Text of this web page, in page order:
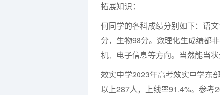
拓展知识：
何同学的各科成绩分别如下：语
分，生物98分。数理化生成绩都
机、电子信息等方向。当然能当
效实中学2023年高考效实中学东
以上287人，上线率91.4%。参考